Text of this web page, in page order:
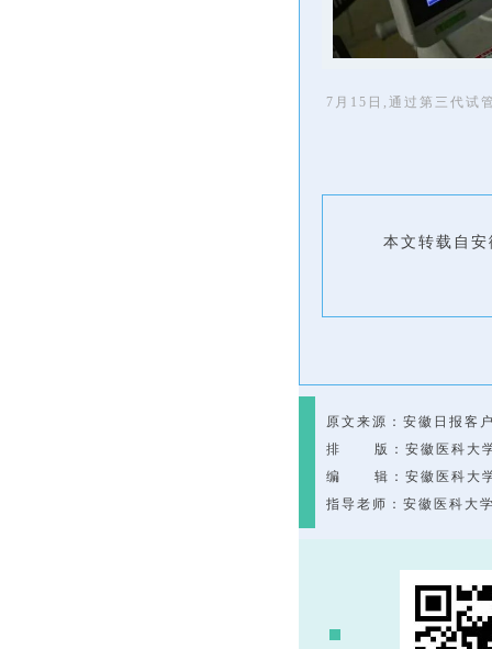
7月15日,通过第三代试
本文转载自
原文来源：安徽日报客
排 版：安徽医科大学
编 辑：安徽医科大学
指导老师：安徽医科大